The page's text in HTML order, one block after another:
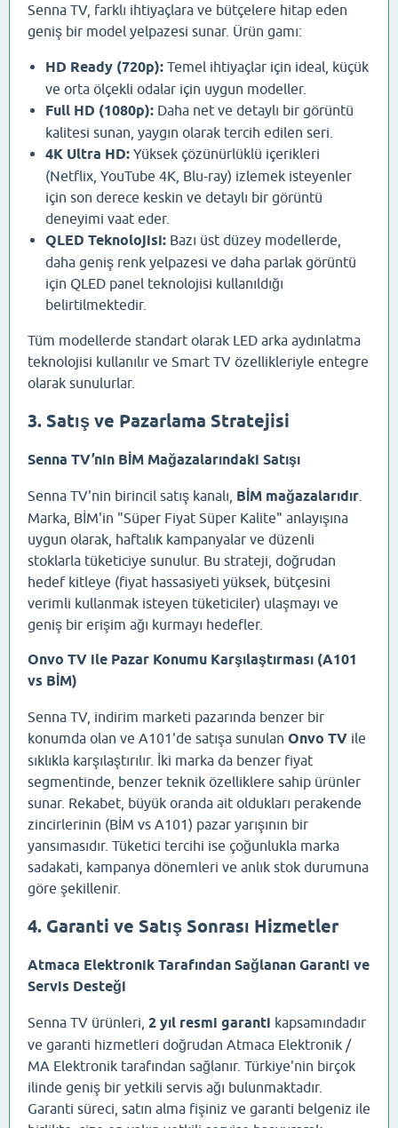
Senna TV, farklı ihtiyaçlara ve bütçelere hitap eden
geniş bir model yelpazesi sunar. Ürün gamı:
HD Ready (720p): Temel ihtiyaçlar için ideal, küçük
ve orta ölçekli odalar için uygun modeller.
Full HD (1080p): Daha net ve detaylı bir görüntü
kalitesi sunan, yaygın olarak tercih edilen seri.
4K Ultra HD: Yüksek çözünürlüklü içerikleri
(Netflix, YouTube 4K, Blu-ray) izlemek isteyenler
için son derece keskin ve detaylı bir görüntü
deneyimi vaat eder.
QLED Teknolojisi: Bazı üst düzey modellerde,
daha geniş renk yelpazesi ve daha parlak görüntü
için QLED panel teknolojisi kullanıldığı
belirtilmektedir.
Tüm modellerde standart olarak LED arka aydınlatma
teknolojisi kullanılır ve Smart TV özellikleriyle entegre
olarak sunulurlar.
3. Satış ve Pazarlama Stratejisi
Senna TV’nin BİM Mağazalarındaki Satışı
Senna TV'nin birincil satış kanalı, BİM mağazalarıdır
Marka, BİM'in "Süper Fiyat Süper Kalite" anlayışına
uygun olarak, haftalık kampanyalar ve düzenli
stoklarla tüketiciye sunulur. Bu strateji, doğrudan
hedef kitleye (fiyat hassasiyeti yüksek, bütçesini
verimli kullanmak isteyen tüketiciler) ulaşmayı ve
geniş bir erişim ağı kurmayı hedefler.
Onvo TV ile Pazar Konumu Karşılaştırması (A101
vs BİM)
Senna TV, indirim marketi pazarında benzer bir
konumda olan ve A101'de satışa sunulan Onvo TV ile
sıklıkla karşılaştırılır. İki marka da benzer fiyat
segmentinde, benzer teknik özelliklere sahip ürünler
sunar. Rekabet, büyük oranda ait oldukları perakende
zincirlerinin (BİM vs A101) pazar yarışının bir
yansımasıdır. Tüketici tercihi ise çoğunlukla marka
sadakati, kampanya dönemleri ve anlık stok durumuna
göre şekillenir.
4. Garanti ve Satış Sonrası Hizmetler
Atmaca Elektronik Tarafından Sağlanan Garanti ve
Servis Desteği
Senna TV ürünleri, 2 yıl resmi garanti kapsamındadır
ve garanti hizmetleri doğrudan Atmaca Elektronik /
MA Elektronik tarafından sağlanır. Türkiye'nin birçok
ilinde geniş bir yetkili servis ağı bulunmaktadır.
Garanti süreci, satın alma fişiniz ve garanti belgeniz ile